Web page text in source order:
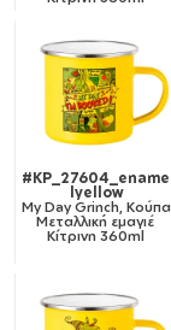
#KP_27604_ename
lyellow
My Day Grinch, Κούπα
Μεταλλική εμαγιέ
Κίτρινη 360ml